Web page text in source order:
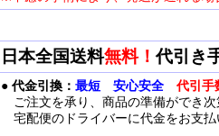
日本全国送料無料！代引き
● 代金引換： 最短 安心安全
代引手
ご注文を承り、商品の準備ができ
宅配便のドライバーに代金をお支